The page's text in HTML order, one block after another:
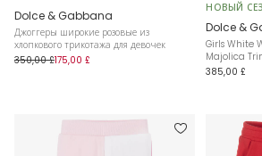
Dolce & Gabbana
Джоггеры широкие розовые из
хлопкового трикотажа для девочек
350,00 £175,00 £
НОВЫЙ
Dolce &
Girls White
Majolica
385,00 £